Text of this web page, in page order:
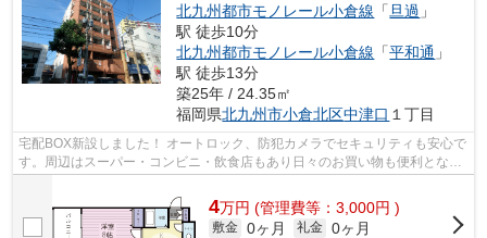
北九州都市モノレール小倉線 「 旦過 」
駅 徒歩10分
北九州都市モノレール小倉線 「平和通 」
駅 徒歩13分
築25年 / 24.35㎡
福岡県北九州市小倉北区中津口 １丁目
宅配BOX新設しました！ オートロック、防犯カメラでセキュリティも安心で
す。周辺はスーパー・コンビニ・飲食店もあり日々のお買い物も便利となっ
4万円 (管理費等：3,000円 )
敷金 0ヶ月 礼金 0ヶ月